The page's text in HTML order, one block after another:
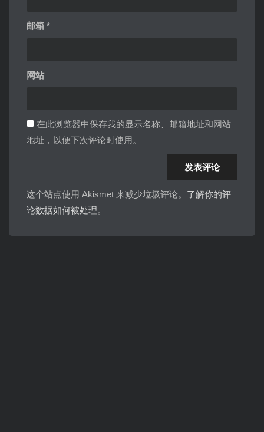
邮箱 *
网站
在此浏览器中保存我的显示名称、邮箱地址和网站
地址，以便下次评论时使用。
这个站点使用 Akismet 来减少垃圾评论。 了解你的评
论数据如何被处理。